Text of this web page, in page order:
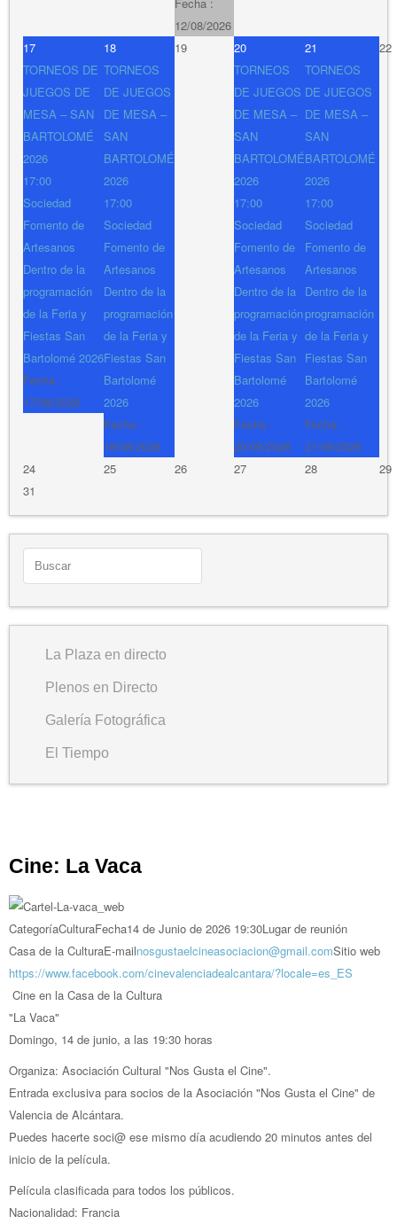
12/08/2026
17
TORNEOS DE
JUEGOS DE
MESA – SAN
BARTOLOMÉ
2026
17:00
Sociedad
Fomento de
Artesanos
Dentro de la
programación
de la Feria y
Fiestas San
Bartolomé 2026
Fecha :
17/08/2026
18
TORNEOS
DE JUEGOS
DE MESA –
SAN
BARTOLOMÉ
2026
17:00
Sociedad
Fomento de
Artesanos
Dentro de la
programación
de la Feria y
Fiestas San
Bartolomé
2026
Fecha :
18/08/2026
19
20
TORNEOS
DE JUEGOS
DE MESA –
SAN
BARTOLOMÉ
2026
17:00
Sociedad
Fomento de
Artesanos
Dentro de la
programación
de la Feria y
Fiestas San
Bartolomé
2026
Fecha :
20/08/2026
21
TORNEOS
DE JUEGOS
DE MESA –
SAN
BARTOLOMÉ
2026
17:00
Sociedad
Fomento de
Artesanos
Dentro de la
programación
de la Feria y
Fiestas San
Bartolomé
2026
Fecha :
21/08/2026
22
24 25 26 27 28
29
31
La Plaza en directo
Plenos en Directo
Galería Fotográfica
El Tiempo
Cine: La Vaca
CategoríaCulturaFecha14 de Junio de 2026 19:30Lugar de reunión
Casa de la CulturaE-mailnosgustaelcineasociacion@gmail.comSitio web
https://www.facebook.com/cinevalenciadealcantara/?locale=es_ES
Cine en la Casa de la Cultura
"La Vaca"
Domingo, 14 de junio, a las 19:30 horas
Organiza: Asociación Cultural "Nos Gusta el Cine".
Entrada exclusiva para socios de la Asociación "Nos Gusta el Cine" de
Valencia de Alcántara.
Puedes hacerte soci@ ese mismo día acudiendo 20 minutos antes del
inicio de la película.
Película clasificada para todos los públicos.
Nacionalidad: Francia